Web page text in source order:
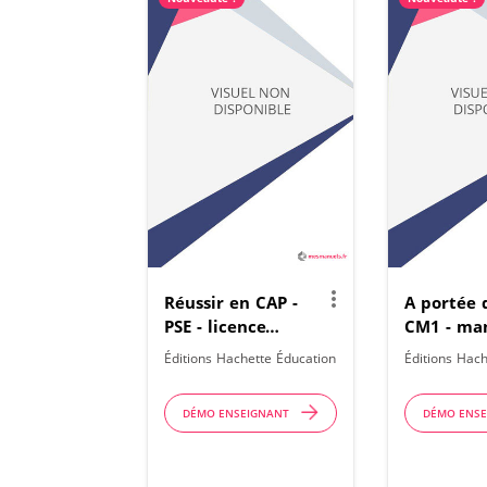
Réussir en CAP -
PSE - licence
numérique
2026
more_vert
Éditions Hachette Éducation
DÉMO ENSEIGNANT
A portée
CM1 -
numérique
enrichi
Éditions
DÉMO